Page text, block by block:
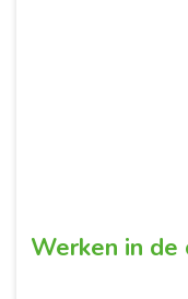
Werken in de